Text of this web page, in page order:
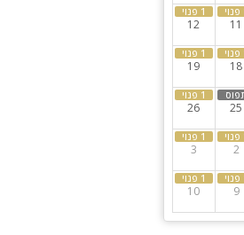
11
12
18
19
25
26
2
3
9
10